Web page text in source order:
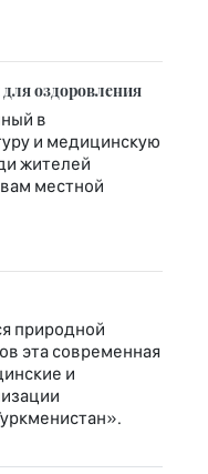
оздоровления
в
и медицинскую
жителей
местной
природной
эта современная
и